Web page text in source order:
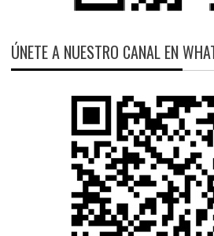
ÚNETE A NUESTRO CANAL EN